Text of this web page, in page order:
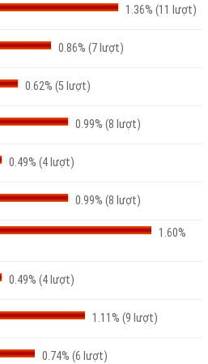
1.36% (11 lượt)
0.86% (7 lượt)
0.62% (5 lượt)
0.99% (8 lượt)
0.49% (4 lượt)
0.99% (8 lượt)
1.60%
0.49% (4 lượt)
1.11% (9 lượt)
0.74% (6 lượt)